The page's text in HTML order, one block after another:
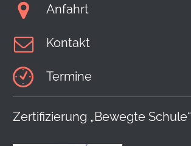
Anfahrt
Kontakt
Termine
Zertifizierung „Bewegte Schule“